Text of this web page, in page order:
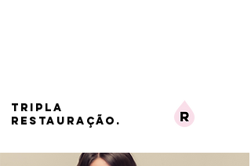
TRIPLA
RESTAURAÇÃO.